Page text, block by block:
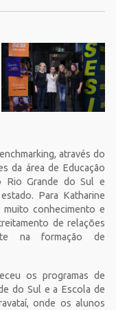
através do
da área de Educação
Rio Grande do Sul e
Para Katharine
conhecimento e
de relações
na formação de
os programas de
do Sul e a Escola de
onde os alunos